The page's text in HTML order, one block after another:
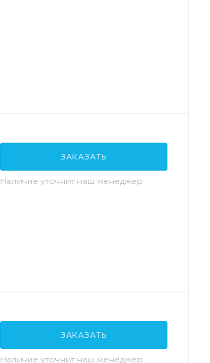
ЗАКАЗАТЬ
Наличие уточнит наш менеджер
ЗАКАЗАТЬ
Наличие уточнит наш менеджер